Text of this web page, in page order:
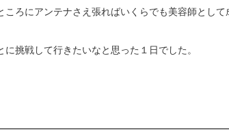
ころにアンテナさえ張ればいくらでも美容師として
挑戦して行きたいなと思った１日でした。